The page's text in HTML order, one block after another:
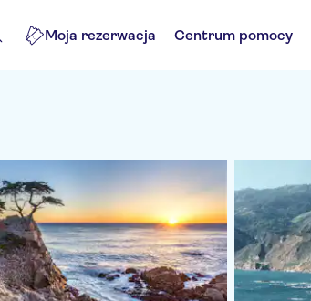
Moja rezerwacja Centrum pomocy